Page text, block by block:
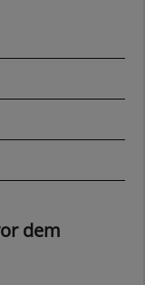
dem